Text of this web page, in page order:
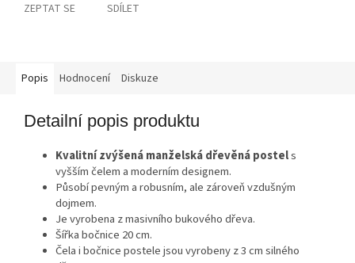
ZEPTAT SE SDÍLET
Popis Hodnocení Diskuze
Detailní popis produktu
Kvalitní zvýšená manželská dřevěná postels
vyšším čelem a moderním designem.
Působí pevným a robusním, ale zároveň vzdušným
dojmem.
Je vyrobena z masivního bukového dřeva.
Šířka bočnice 20 cm.
Čela i bočnice postele jsou vyrobeny z 3 cm silného